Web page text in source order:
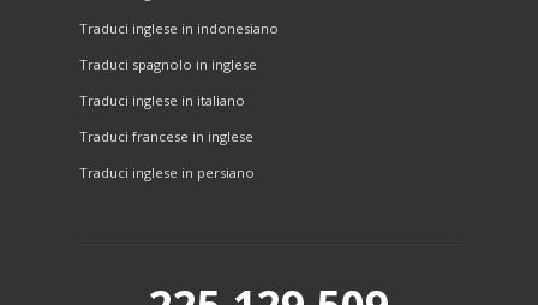
Traduci inglese in indonesiano
Traduci spagnolo in inglese
Traduci inglese in italiano
Traduci francese in inglese
Traduci inglese in persiano